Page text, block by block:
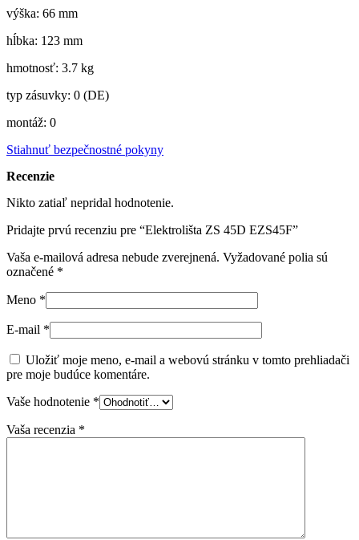
výška: 66 mm
hĺbka: 123 mm
hmotnosť: 3.7 kg
typ zásuvky: 0 (DE)
montáž: 0
Stiahnuť bezpečnostné pokyny
Recenzie
Nikto zatiaľ nepridal hodnotenie.
Pridajte prvú recenziu pre “Elektrolišta ZS 45D EZS45F”
Vaša e-mailová adresa nebude zverejnená. Vyžadované polia sú
označené *
Meno *
E-mail *
Uložiť moje meno, e-mail a webovú stránku v tomto prehliadači
pre moje budúce komentáre.
Vaše hodnotenie *
Vaša recenzia *